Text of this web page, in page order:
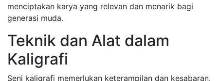
menciptakan karya yang relevan dan menarik bagi
generasi muda.
Teknik dan Alat dalam
Kaligrafi
Seni kaligrafi memerlukan keterampilan dan kesabaran.